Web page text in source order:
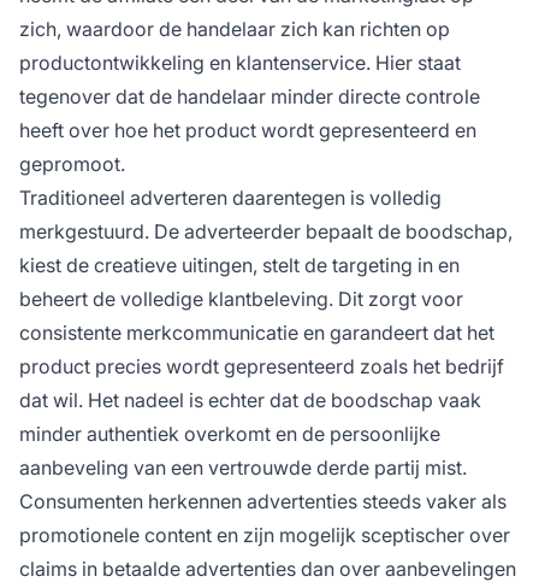
zich, waardoor de handelaar zich kan richten op
productontwikkeling en klantenservice. Hier staat
tegenover dat de handelaar minder directe controle
heeft over hoe het product wordt gepresenteerd en
gepromoot.
Traditioneel adverteren daarentegen is volledig
merkgestuurd. De adverteerder bepaalt de boodschap,
kiest de creatieve uitingen, stelt de targeting in en
beheert de volledige klantbeleving. Dit zorgt voor
consistente merkcommunicatie en garandeert dat het
product precies wordt gepresenteerd zoals het bedrijf
dat wil. Het nadeel is echter dat de boodschap vaak
minder authentiek overkomt en de persoonlijke
aanbeveling van een vertrouwde derde partij mist.
Consumenten herkennen advertenties steeds vaker als
promotionele content en zijn mogelijk sceptischer over
claims in betaalde advertenties dan over aanbevelingen